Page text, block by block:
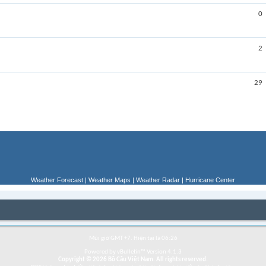
0
2
29
Weather Forecast | Weather Maps | Weather Radar | Hurricane Center